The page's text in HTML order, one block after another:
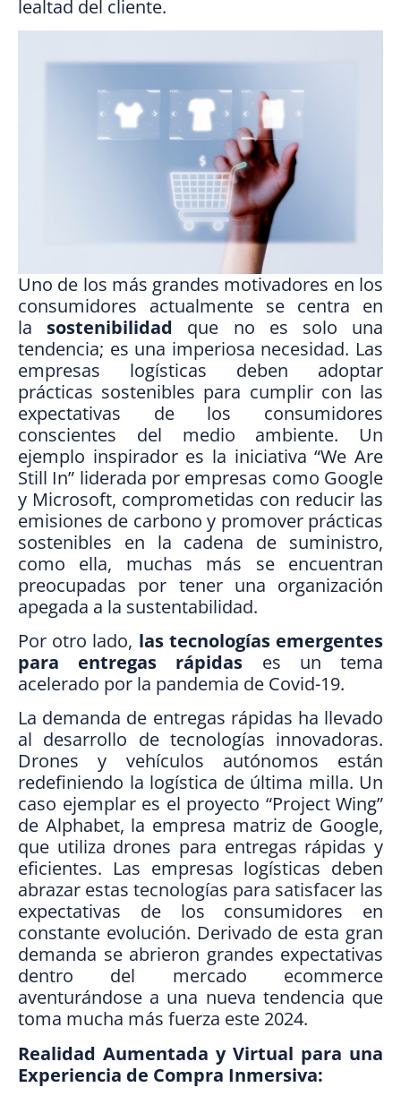
lealtad del cliente.
Uno de los más grandes motivadores en los
consumidores actualmente se centra en
la sostenibilidad que no es solo una
tendencia; es una imperiosa necesidad. Las
empresas logísticas deben adoptar
prácticas sostenibles para cumplir con las
expectativas de los consumidores
conscientes del medio ambiente. Un
ejemplo inspirador es la iniciativa “We Are
Still In” liderada por empresas como Google
y Microsoft, comprometidas con reducir las
emisiones de carbono y promover prácticas
sostenibles en la cadena de suministro,
como ella, muchas más se encuentran
preocupadas por tener una organización
apegada a la sustentabilidad.
Por otro lado, las tecnologías emergentes
para entregas rápidas es un tema
acelerado por la pandemia de Covid-19.
La demanda de entregas rápidas ha llevado
al desarrollo de tecnologías innovadoras.
Drones y vehículos autónomos están
redefiniendo la logística de última milla. Un
caso ejemplar es el proyecto “Project Wing”
de Alphabet, la empresa matriz de Google,
que utiliza drones para entregas rápidas y
eficientes. Las empresas logísticas deben
abrazar estas tecnologías para satisfacer las
expectativas de los consumidores en
constante evolución. Derivado de esta gran
demanda se abrieron grandes expectativas
dentro del mercado ecommerce
aventurándose a una nueva tendencia que
toma mucha más fuerza este 2024.
Realidad Aumentada y Virtual para una
Experiencia de Compra Inmersiva: